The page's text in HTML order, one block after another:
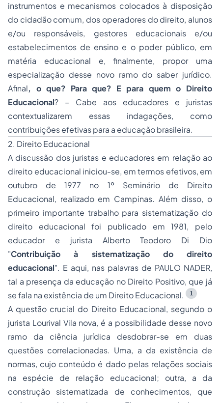
instrumentos e mecanismos colocados à disposição
do cidadão comum, dos operadores do direito, alunos
e/ou responsáveis, gestores educacionais e/ou
estabelecimentos de ensino e o poder público, em
matéria educacional e, finalmente, propor uma
especialização desse novo ramo do saber jurídico.
Afinal, o que? Para que? E para quem o Direito
Educacional? – Cabe aos educadores e juristas
contextualizarem essas indagações, como
contribuições efetivas para a educação brasileira.
2. Direito Educacional
A discussão dos juristas e educadores em relação ao
direito educacional iniciou-se, em termos efetivos, em
outubro de 1977 no 1º Seminário de Direito
Educacional, realizado em Campinas. Além disso, o
primeiro importante trabalho para sistematização do
direito educacional foi publicado em 1981, pelo
educador e jurista Alberto Teodoro Di Dio
"Contribuição à sistematização do direito
educacional". E aqui, nas palavras de PAULO NADER,
tal a presença da educação no Direito Positivo, que já
se fala na existência de um Direito Educacional.
1
A questão crucial do Direito Educacional, segundo o
jurista Lourival Vila nova, é a possibilidade desse novo
ramo da ciência jurídica desdobrar-se em duas
questões correlacionadas. Uma, a da existência de
normas, cujo conteúdo é dado pelas relações sociais
na espécie de relação educacional; outra, a da
construção sistematizada de conhecimentos, que